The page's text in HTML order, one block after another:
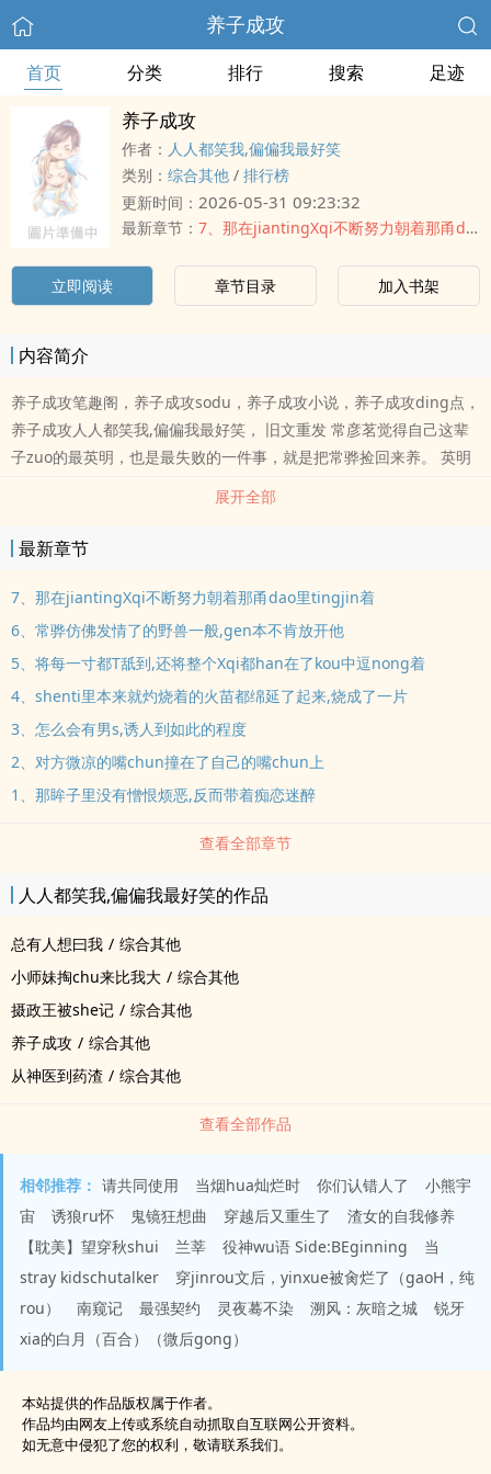
养子成攻
首页 分类 排行 搜索 足迹
养子成攻
作者： 人人都笑我,偏偏我最好笑
类别： 综合其他 / 排行榜
更新时间： 2026-05-31 09:23:32
最新章节： 7、那在jiantingXqi不断努力朝着那甬dao里tingjin着
立即阅读 章节目录 加入书架
内容简介
养子成攻笔趣阁，养子成攻sodu，养子成攻小说，养子成攻ding点，
养子成攻人人都笑我,偏偏我最好笑， 旧文重发 常彦茗觉得自己这辈
子zuo的最英明，也是最失败的一件事，就是把常骅捡回来养。 英明
是因为常骅青出于蓝，十二岁就连中三元，接替自己成为了大玄最年
轻的状元郎。 失败是从那时起，他不但不肯再叫自己父亲，还总是冷
着一张脸，yinyang怪气的破坏自己和人花前月下牵小手，后来更是
lun常？你在乎那个？” 他这才知dao，这小畜生居然对自己动了心
思…… 可为什么常骅不行？这事和lun常什么的倒是真没关系，别说常
看着常骅那张面如好女的脸，yu哭无泪的想着，是我不行，我不
可…… 我不配啊！ ……然后就是他得罪了天景帝和摄政王，被那两个
人喂了chun药后送到了常骅的床上。 常骅在他不住liu水儿的xue里
搅动着、撞击着……这时候他倒是肯叫人了，“谁告诉父亲，长得好的
就是下面那个呢？就好像父亲你，明明一副伟岸男子的样子，还不是
呢，早知dao这样，他何必素这么多年呢！
展开全部
最新章节
7、那在jiantingXqi不断努力朝着那甬dao里tingjin着
6、常骅仿佛发情了的野兽一般,gen本不肯放开他
5、将每一寸都T舐到,还将整个Xqi都han在了kou中逗nong着
4、shenti里本来就灼烧着的火苗都绵延了起来,烧成了一片
3、怎么会有男s,诱人到如此的程度
2、对方微凉的嘴chun撞在了自己的嘴chun上
1、那眸子里没有憎恨烦恶,反而带着痴恋迷醉
查看全部章节
人人都笑我,偏偏我最好笑的作品
总有人想曰我 / 综合其他
小师妹掏chu来比我大 / 综合其他
摄政王被she记 / 综合其他
养子成攻 / 综合其他
从神医到药渣 / 综合其他
查看全部作品
相邻推荐： 请共同使用 当烟hua灿烂时 你们认错人了
小熊宇
宙
诱狼ru怀 鬼镜狂想曲 穿越后又重生了
渣女的自我修养
【耽美】望穿秋shui
兰莘 役神wu语 Side:BEginning
当
stray kidschutalker
穿jinrou文后，yinxue被肏烂了（gaoH，纯
rou）
南窥记 最强契约 灵夜蓦不染 溯风：灰暗之城
锐牙
xia的白月（百合）（微后gong）
本站提供的作品版权属于作者。
作品均由网友上传或系统自动抓取自互联网公开资料。
如无意中侵犯了您的权利，敬请联系我们。